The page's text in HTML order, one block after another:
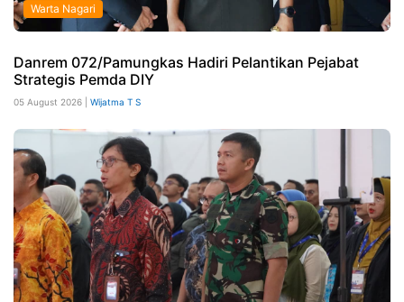
Warta Nagari
Danrem 072/Pamungkas Hadiri Pelantikan Pejabat
Strategis Pemda DIY
05 August 2026 | Wijatma T S